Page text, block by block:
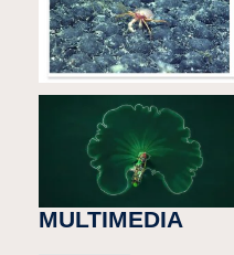
MULTIMEDIA